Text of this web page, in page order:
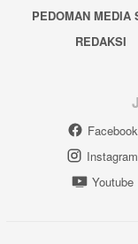
PEDOMAN MEDIA
REDAKSI
Facebook
Instagram
Youtube